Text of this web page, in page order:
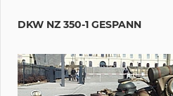
DKW NZ 350-1 GESPANN